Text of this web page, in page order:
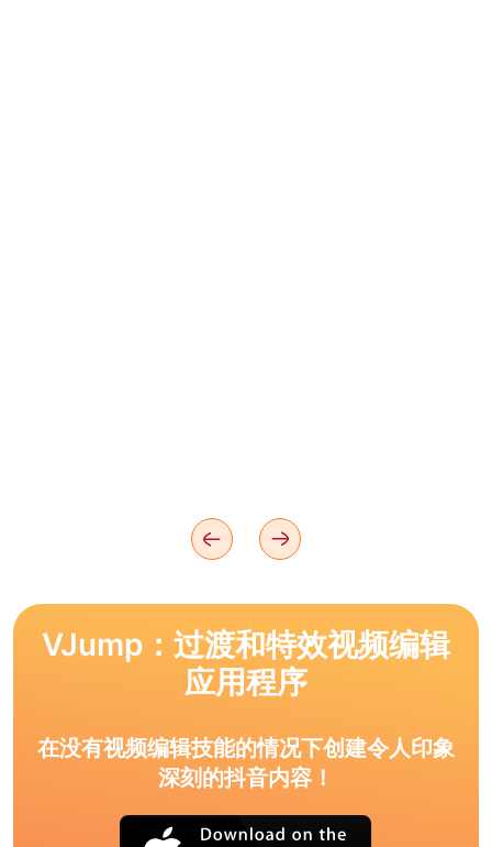
VJump：过渡和特效视频编辑
应用程序
在没有视频编辑技能的情况下创建令人印象
深刻的抖音内容！